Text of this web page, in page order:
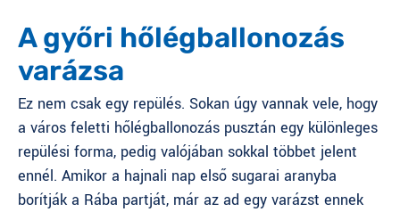
A győri hőlégballonozás
varázsa
Ez nem csak egy repülés. Sokan úgy vannak vele, hogy
a város feletti hőlégballonozás pusztán egy különleges
repülési forma, pedig valójában sokkal többet jelent
ennél. Amikor a hajnali nap első sugarai aranyba
borítják a Rába partját, már az ad egy varázst ennek